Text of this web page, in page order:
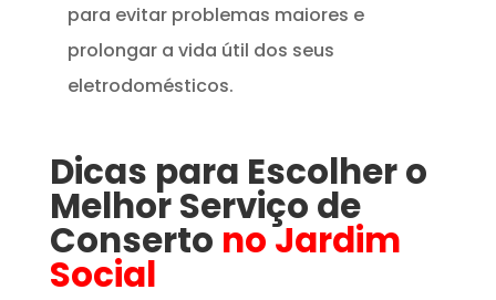
para evitar problemas maiores e
prolongar a vida útil dos seus
eletrodomésticos.
Dicas para Escolher o
Melhor Serviço de
Conserto no Jardim
Social